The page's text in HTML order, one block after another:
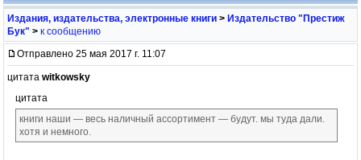
Издания, издательства, электронные книги > Издательство "Престиж
Бук" > к сообщению
Отправлено 25 мая 2017 г. 11:07
цитата witkowsky
цитата
книги наши — весь наличный ассортимент — будут. мы туда дали.
хотя и немного.